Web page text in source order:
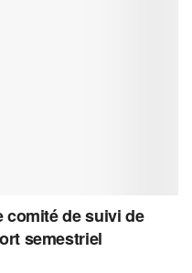
comité de suivi de
semestriel